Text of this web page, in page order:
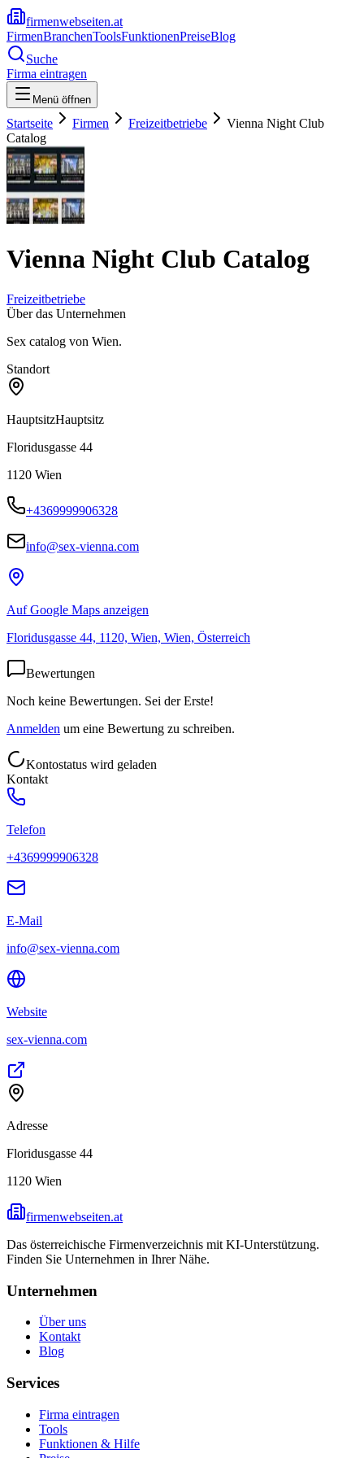
firmenwebseiten.at
FirmenBranchenToolsFunktionenPreiseBlog
Suche
Firma eintragen
Menü öffnen
Startseite Firmen Freizeitbetriebe
Vienna Night Club
Catalog
Vienna Night Club Catalog
Freizeitbetriebe
Über das Unternehmen
Sex catalog von Wien.
Standort
HauptsitzHauptsitz
Floridusgasse 44
1120 Wien
+4369999906328
info@sex-vienna.com
Auf Google Maps anzeigen
Floridusgasse 44, 1120, Wien, Wien, Österreich
Bewertungen
Noch keine Bewertungen. Sei der Erste!
Anmelden um eine Bewertung zu schreiben.
Kontostatus wird geladen
Kontakt
Telefon
+4369999906328
E-Mail
info@sex-vienna.com
Website
sex-vienna.com
Adresse
Floridusgasse 44
1120 Wien
firmenwebseiten.at
Das österreichische Firmenverzeichnis mit KI-Unterstützung.
Finden Sie Unternehmen in Ihrer Nähe.
Unternehmen
Über uns
Kontakt
Blog
Services
Firma eintragen
Tools
Funktionen & Hilfe